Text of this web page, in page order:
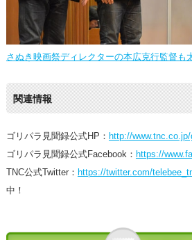
さぬき映画祭ディレクターの本広克行監督も
関連情報
ゴリパラ見聞録公式HP： http://
ゴリパラ見聞録公式Facebook： https://
TNC公式Twitter： https://twitter.com/
中！